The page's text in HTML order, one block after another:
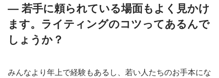
— 若手に頼られている場面もよく見かけ
ます。ライティングのコツってあるんで
しょうか？
みんなより年上で経験もあるし、若い人たちのお手本にな